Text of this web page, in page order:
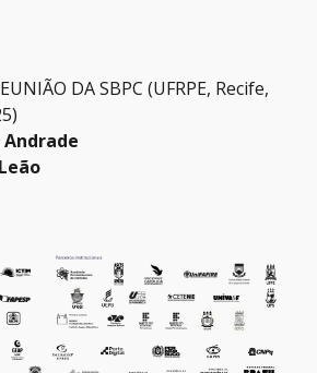
DA SBPC (UFRPE, Recife,
Andrade